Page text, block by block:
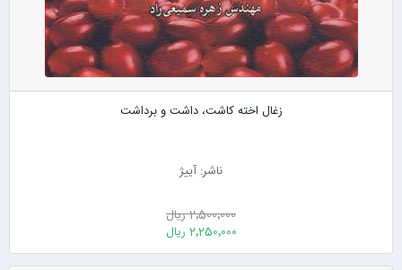
زغال اخته کاشت، داشت و برداشت
ناشر: آییژ
2٬500٬000 ریال
2٬250٬000 ریال